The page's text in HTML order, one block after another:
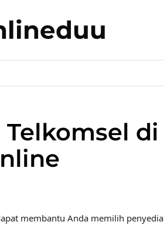
di
membantu Anda memilih penyedia